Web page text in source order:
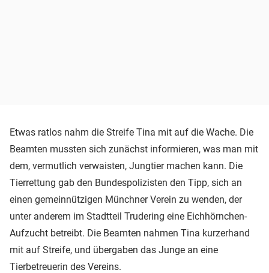
Etwas ratlos nahm die Streife Tina mit auf die Wache. Die
Beamten mussten sich zunächst informieren, was man mit
dem, vermutlich verwaisten, Jungtier machen kann. Die
Tierrettung gab den Bundespolizisten den Tipp, sich an
einen gemeinnützigen Münchner Verein zu wenden, der
unter anderem im Stadtteil Trudering eine Eichhörnchen-
Aufzucht betreibt. Die Beamten nahmen Tina kurzerhand
mit auf Streife, und übergaben das Junge an eine
Tierbetreuerin des Vereins.